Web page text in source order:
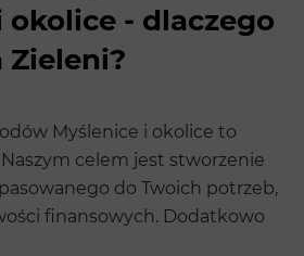
okolice - dlaczego
Myślenice i okolice to
celem jest stworzenie
do Twoich potrzeb,
finansowych. Dodatkowo